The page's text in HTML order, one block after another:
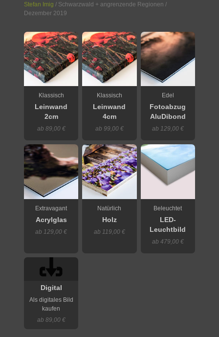
Stefan Imig / Schwarzwald + angrenzende Regionen /
Dezember 2019
Klassisch
Leinwand
2cm
ab 89,00 €
Klassisch
Leinwand
4cm
ab 99,00 €
Edel
Fotoabzug
AluDibond
ab 129,00 €
Extravagant
Acrylglas
ab 129,00 €
Natürlich
Holz
ab 119,00 €
Beleuchtet
LED-
Leuchtbild
ab 479,00 €
Digital
Als digitales Bild
kaufen
ab 89,00 €